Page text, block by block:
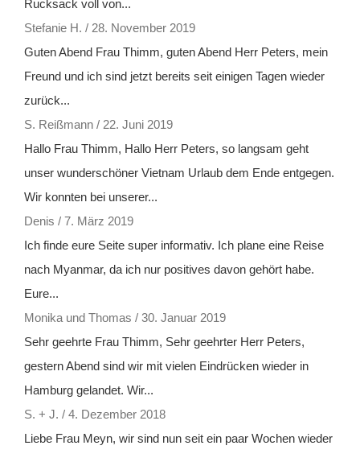
Rucksack voll von...
Stefanie H. / 28. November 2019
Guten Abend Frau Thimm, guten Abend Herr Peters, mein
Freund und ich sind jetzt bereits seit einigen Tagen wieder
zurück...
S. Reißmann / 22. Juni 2019
Hallo Frau Thimm, Hallo Herr Peters, so langsam geht
unser wunderschöner Vietnam Urlaub dem Ende entgegen.
Wir konnten bei unserer...
Denis / 7. März 2019
Ich finde eure Seite super informativ. Ich plane eine Reise
nach Myanmar, da ich nur positives davon gehört habe.
Eure...
Monika und Thomas / 30. Januar 2019
Sehr geehrte Frau Thimm, Sehr geehrter Herr Peters,
gestern Abend sind wir mit vielen Eindrücken wieder in
Hamburg gelandet. Wir...
S. + J. / 4. Dezember 2018
Liebe Frau Meyn, wir sind nun seit ein paar Wochen wieder